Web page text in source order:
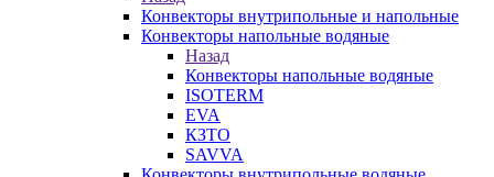
Конвекторы внутрипольные и напольные
Конвекторы напольные водяные
Назад
Конвекторы напольные водяные
ISOTERM
EVA
КЗТО
SAVVA